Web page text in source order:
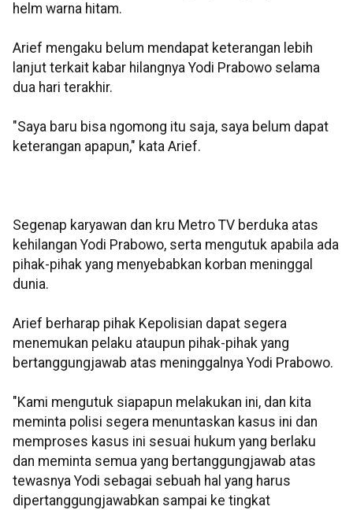
helm warna hitam.
Arief mengaku belum mendapat keterangan lebih
lanjut terkait kabar hilangnya Yodi Prabowo selama
dua hari terakhir.
"Saya baru bisa ngomong itu saja, saya belum dapat
keterangan apapun," kata Arief.
Segenap karyawan dan kru Metro TV berduka atas
kehilangan Yodi Prabowo, serta mengutuk apabila ada
pihak-pihak yang menyebabkan korban meninggal
dunia.
Arief berharap pihak Kepolisian dapat segera
menemukan pelaku ataupun pihak-pihak yang
bertanggungjawab atas meninggalnya Yodi Prabowo.
"Kami mengutuk siapapun melakukan ini, dan kita
meminta polisi segera menuntaskan kasus ini dan
memproses kasus ini sesuai hukum yang berlaku
dan meminta semua yang bertanggungjawab atas
tewasnya Yodi sebagai sebuah hal yang harus
dipertanggungjawabkan sampai ke tingkat